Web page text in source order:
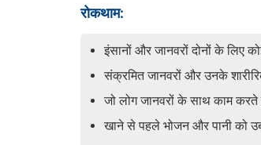
रोकथाम:
इंसानों और जानवरों दोनों के लिए
संक्रमित जानवरों और उनके
जो लोग जानवरों के साथ काम करते
खाने से पहले भोजन और पानी को